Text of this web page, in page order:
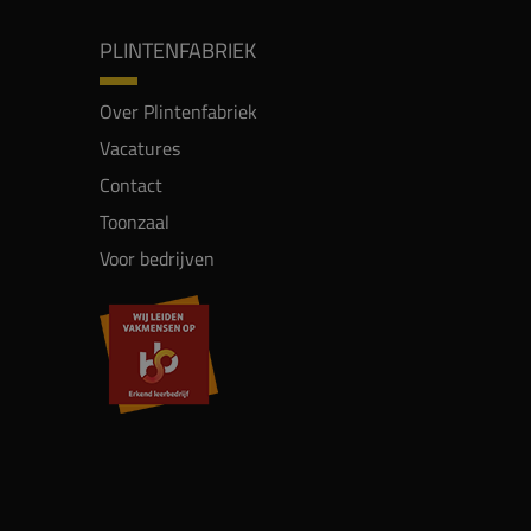
PLINTENFABRIEK
Over Plintenfabriek
Vacatures
Contact
Toonzaal
Voor bedrijven